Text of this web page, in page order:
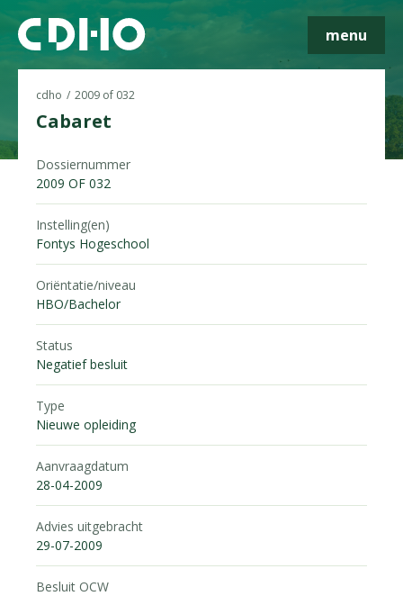
menu
cdho 2009 of 032
Cabaret
Dossiernummer
2009 OF 032
Instelling(en)
Fontys Hogeschool
Oriëntatie/niveau
HBO/Bachelor
Status
Negatief besluit
Type
Nieuwe opleiding
Aanvraagdatum
28-04-2009
Advies uitgebracht
29-07-2009
Besluit OCW